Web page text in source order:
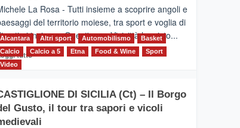
La Rosa - Tutti insieme a scoprire angoli e
del territorio moiese, tra sport e voglia di
insieme. Quest'anno Vivicittà ha visto...
tuttoLeggi
MOIO
ALCANTARA
–
Alcantara Altri sport Automobilismo
Basket
Calcio
Calcio a 5 Etna Food & Wine
Sport
Video
DI SICILIA (Ct) – Il Borgo
Gusto, il tour tra sapori e vicoli